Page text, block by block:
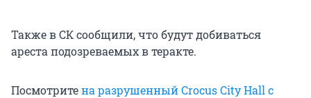
Также в СК сообщили, что будут добиваться
ареста подозреваемых в теракте.
Посмотритена разрушенный Crocus City Hall с